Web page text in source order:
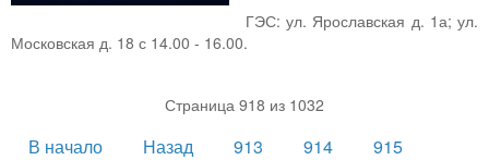
ГЭС: ул. Ярославская д. 1а; ул.
Московская д. 18 с 14.00 - 16.00.
Страница 918 из 1032
В начало Назад 913 914
915